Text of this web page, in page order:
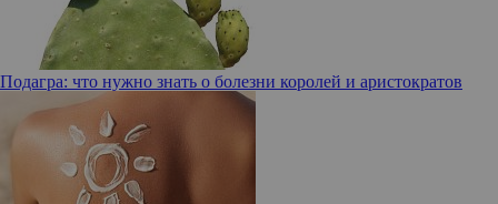
Подагра: что нужно знать о болезни королей и аристократов